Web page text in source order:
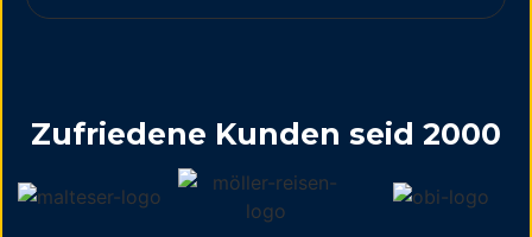
Zufriedene Kunden seid 2000